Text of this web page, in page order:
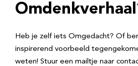
e
Heb je zelf iets Omgedacht? Of
inspirerend voorbeeld
weten! Stuur een mailtje naar